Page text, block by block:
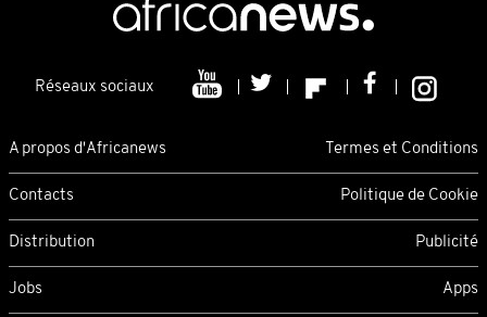
Réseaux sociaux
A propos d'Africanews Termes et Conditions
Contacts Politique de Cookie
Distribution Publicité
Jobs Apps